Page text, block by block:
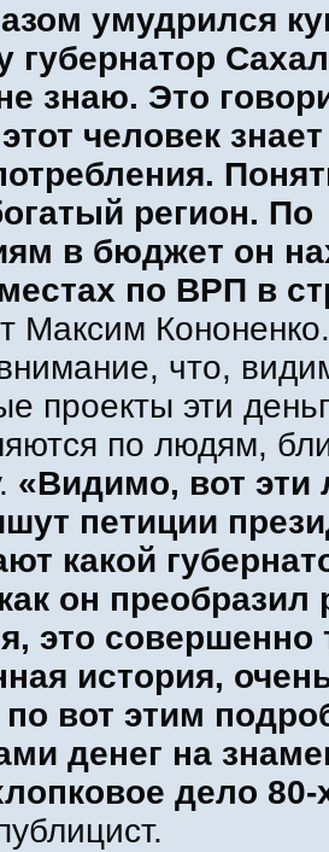
умудрился
губернатор
знаю. Это
человек
регион. По
в бюджет он
по ВРП в
Максим
что,
проекты эти
по людям,
«Видимо, вот эти
петиции
какой
он преобразил
это совершенно
история,
вот этим
денег на
дело 80-